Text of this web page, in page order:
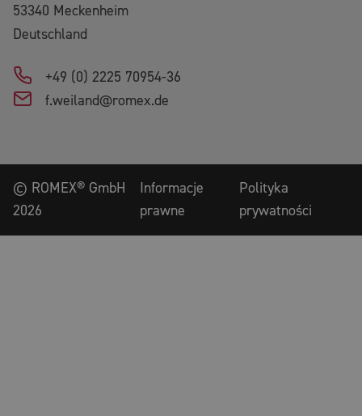
53340 Meckenheim
Deutschland
+49 (0) 2225 70954-36
f.weiland@romex.de
© ROMEX® GmbH
2026
Informacje
prawne
Polityka
prywatności